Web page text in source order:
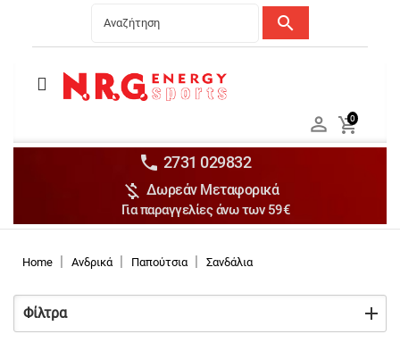
search
Ανδρικά
Αθλήματα
Brands
Discounts

0

 2731 029832
 Δωρεάν Μεταφορικά
Για παραγγελίες άνω των 59€
Home Ανδρικά Παπούτσια Σανδάλια
Φίλτρα